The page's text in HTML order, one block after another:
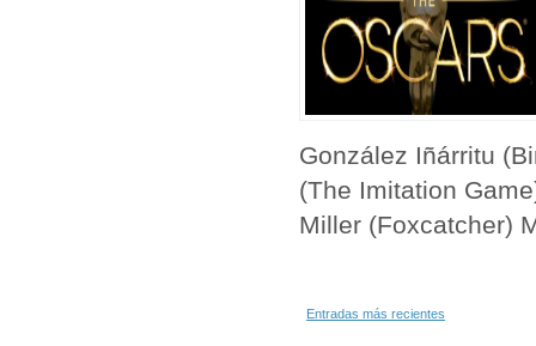
González Iñárritu
(The Imitation
Miller (Foxcatcher)
Entradas más recientes